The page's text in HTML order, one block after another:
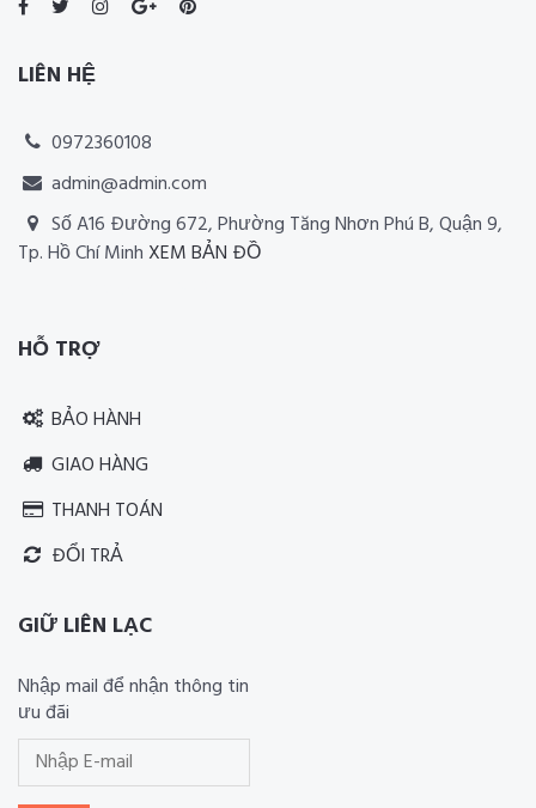
LIÊN HỆ
0972360108
admin@admin.com
Số A16 Đường 672, Phường Tăng Nhơn Phú B, Quận 9,
Tp. Hồ Chí Minh XEM BẢN ĐỒ
HỖ TRỢ
BẢO HÀNH
GIAO HÀNG
THANH TOÁN
ĐỔI TRẢ
GIỮ LIÊN LẠC
Nhập mail để nhận thông tin
ưu đãi